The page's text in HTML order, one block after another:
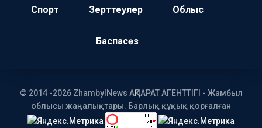
Спорт Зерттеулер Облыс
Баспасөз
© 2014 -2026 ZhambylNews АҚПАРАТ АГЕНТТІГІ - Жамбыл
облысы жаңалықтары. Барлық құқық қорғалған